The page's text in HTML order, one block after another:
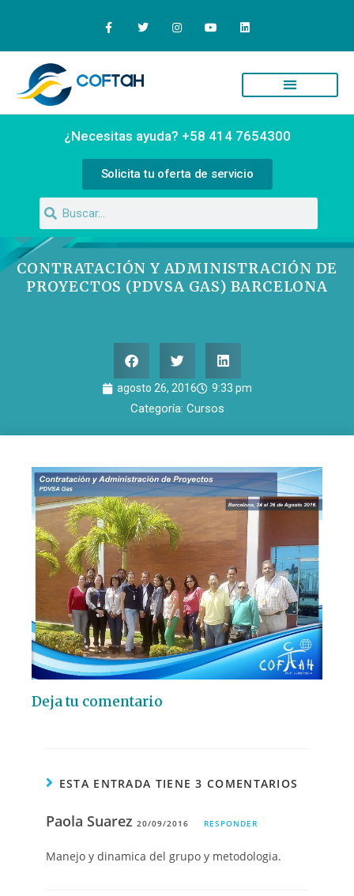
¿Necesitas ayuda? +58 414 7654300
Solicita tu oferta de servicio
CONTRATACIÓN Y ADMINISTRACIÓN DE
PROYECTOS (PDVSA GAS) BARCELONA
agosto 26, 2016 9:33 pm
Categoría: Cursos
Deja tu comentario
ESTA ENTRADA TIENE 3 COMENTARIOS
Paola Suarez20/09/2016 RESPONDER
Manejo y dinamica del grupo y metodologia.